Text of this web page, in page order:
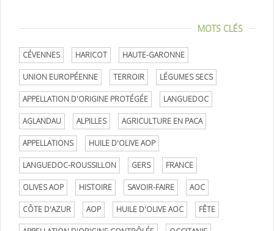
MOTS CLÉS
CÉVENNES HARICOT HAUTE-GARONNE
UNION EUROPÉENNE TERROIR LÉGUMES SECS
APPELLATION D'ORIGINE PROTÉGÉE LANGUEDOC
AGLANDAU ALPILLES AGRICULTURE EN PACA
APPELLATIONS HUILE D'OLIVE AOP
LANGUEDOC-ROUSSILLON GERS FRANCE
OLIVES AOP HISTOIRE SAVOIR-FAIRE AOC
CÔTE D'AZUR AOP HUILE D'OLIVE AOC FÊTE